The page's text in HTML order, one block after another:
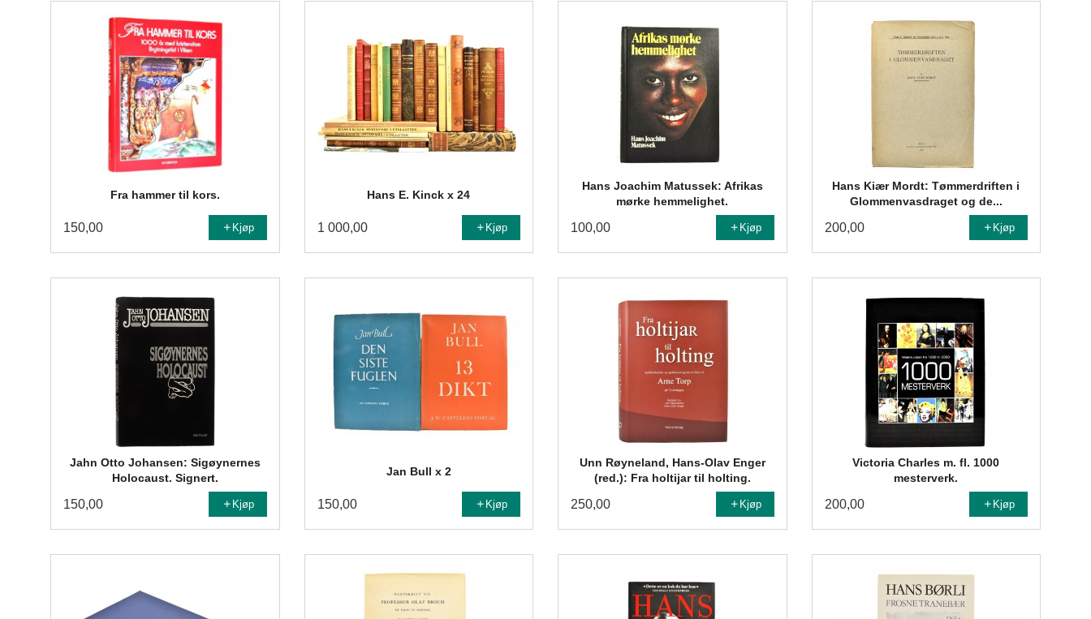
Fra hammer til kors.
150,00 Kjøp
Hans E. Kinck x 24
1 000,00 Kjøp
Hans Joachim Matussek: Afrikas
mørke hemmelighet.
100,00 Kjøp
Hans Kiær Mordt: Tømmerdriften i
Glommenvasdraget og de...
200,00 Kjøp
Jahn Otto Johansen: Sigøynernes
Holocaust. Signert.
150,00 Kjøp
Jan Bull x 2
150,00 Kjøp
Unn Røyneland, Hans-Olav Enger
(red.): Fra holtijar til holting.
250,00 Kjøp
Victoria Charles m. fl. 1000
mesterverk.
200,00 Kjøp